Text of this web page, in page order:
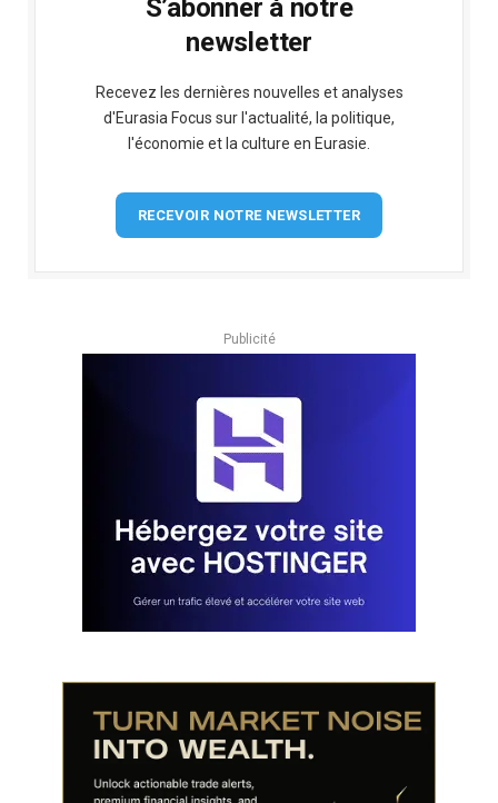
S’abonner à notre
newsletter
Recevez les dernières nouvelles et analyses
d'Eurasia Focus sur l'actualité, la politique,
l'économie et la culture en Eurasie.
RECEVOIR NOTRE NEWSLETTER
Publicité